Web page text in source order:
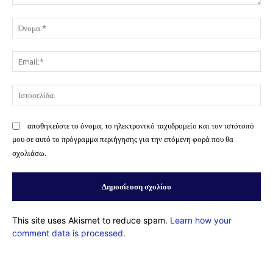
αποθηκεύστε το όνομα, το ηλεκτρονικό ταχυδρομείο και τον ιστότοπό
μου σε αυτό το πρόγραμμα περιήγησης για την επόμενη φορά που θα
σχολιάσω.
This site uses Akismet to reduce spam. Learn how your
comment data is processed.